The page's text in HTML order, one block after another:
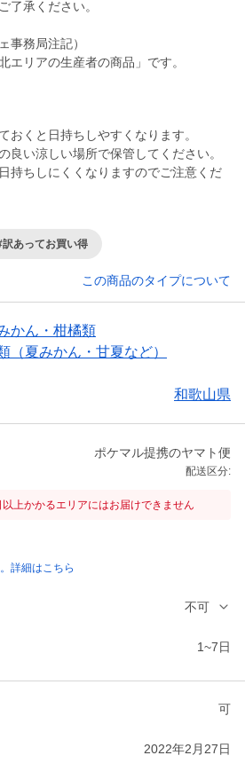
了承ください。
事務局注記）
エリアの生産者の商品」です。
おくと日持ちしやすくなります。
良い涼しい場所で保管してください。
持ちしにくくなりますのでご注意くだ
訳あってお買い得
この商品のタイプについて
かん・柑橘類
（夏みかん・甘夏など）
和歌山県
ポケマル提携のヤマト便
配送区分:
上かかるエリアにはお届けできません
詳細はこちら
不可
1~7日
可
2022年2月27日